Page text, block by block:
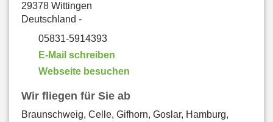
29378 Wittingen
Deutschland -
05831-5914393
E-Mail schreiben
Webseite besuchen
Wir fliegen für Sie ab
Braunschweig, Celle, Gifhorn, Goslar, Hamburg,